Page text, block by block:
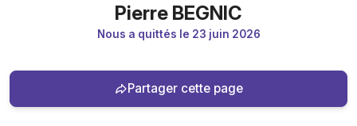
Pierre BEGNIC
Nous a quittés le 23 juin 2026
Partager cette page